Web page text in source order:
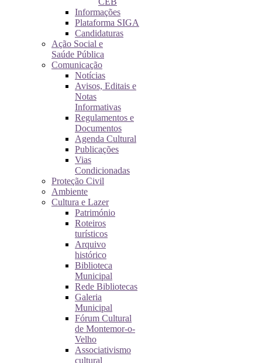
Informações
Plataforma SIGA
Candidaturas
Ação Social e
Saúde Pública
Comunicação
Notícias
Avisos, Editais e
Notas
Informativas
Regulamentos e
Documentos
Agenda Cultural
Publicações
Vias
Condicionadas
Proteção Civil
Ambiente
Cultura e Lazer
Património
Roteiros
turísticos
Arquivo
histórico
Biblioteca
Municipal
Rede Bibliotecas
Galeria
Municipal
Fórum Cultural
de Montemor-o-
Velho
Associativismo
cultural